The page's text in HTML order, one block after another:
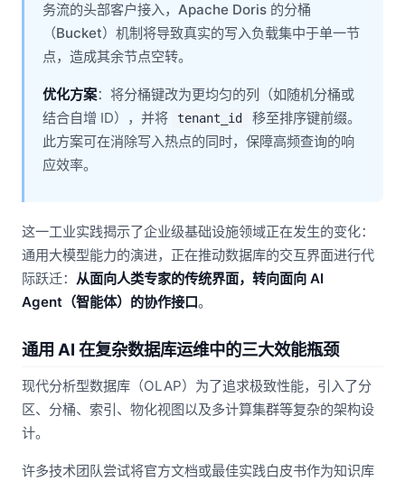
务流的头部客户接入，Apache Doris 的分桶
（Bucket）机制将导致真实的写入负载集中于单一节
点，造成其余节点空转。
优化方案：将分桶键改为更均匀的列（如随机分桶或
结合自增 ID），并将
tenant_id
移至排序键前缀。
此方案可在消除写入热点的同时，保障高频查询的响
应效率。
这一工业实践揭示了企业级基础设施领域正在发生的变化：
通用大模型能力的演进，正在推动数据库的交互界面进行代
际跃迁： 从面向人类专家的传统界面，转向面向 AI
Agent（智能体）的协作接口。
通用 AI 在复杂数据库运维中的三大效能瓶颈
现代分析型数据库（OLAP）为了追求极致性能，引入了分
区、分桶、索引、物化视图以及多计算集群等复杂的架构设
计。
许多技术团队尝试将官方文档或最佳实践白皮书作为知识库